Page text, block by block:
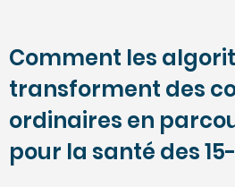
Comment les
transforment des
ordinaires en
pour la santé des